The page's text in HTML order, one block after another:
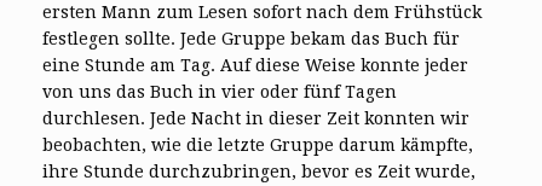
ersten Mann zum Lesen sofort nach dem Frühstück
festlegen sollte. Jede Gruppe bekam das Buch für
eine Stunde am Tag. Auf diese Weise konnte jeder
von uns das Buch in vier oder fünf Tagen
durchlesen. Jede Nacht in dieser Zeit konnten wir
beobachten, wie die letzte Gruppe darum kämpfte,
ihre Stunde durchzubringen, bevor es Zeit wurde,